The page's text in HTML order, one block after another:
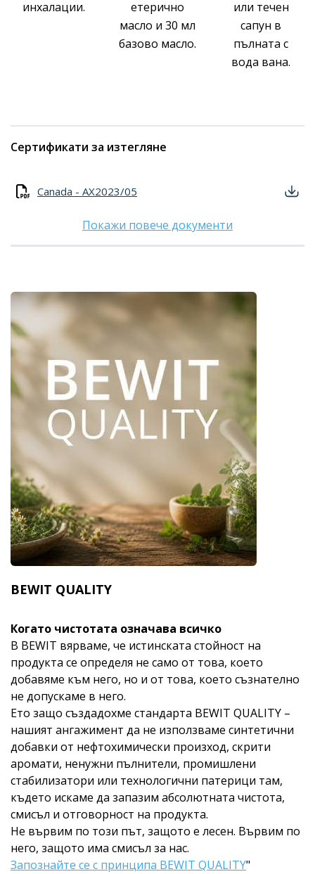
инхалации.
етерично
масло и 30 мл
базово масло.
или течен
сапун в
пълната с
вода вана.
Сертификати за изтегляне
Canada - AX2023/05
Покажи повече документи
BEWIT QUALITY
Когато чистотата означава всичко
В BEWIT вярваме, че истинската стойност на
продукта се определя не само от това, което
добавяме към него, но и от това, което съзнателно
не допускаме в него.
Ето защо създадохме стандарта BEWIT QUALITY –
нашият ангажимент да не използваме синтетични
добавки от нефтохимически произход, скрити
аромати, ненужни пълнители, промишлени
стабилизатори или технологични патерици там,
където искаме да запазим абсолютната чистота,
смисъл и отговорност на продукта.
Не вървим по този път, защото е лесен. Вървим по
него, защото има смисъл за нас.
Запознайте се с принципа BEWIT QUALITY"